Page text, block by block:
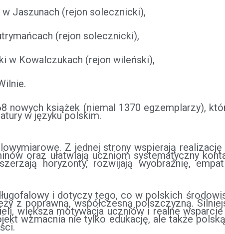
w Jaszunach (rejon solecznicki),
(rejon solecznicki),
w Kowalczukach (rejon wileński),
nowych książek (niemal 1370 egzemplarzy),
w języku polskim.
Z jednej strony wspierają
oraz ułatwiają uczniom systematyczny
horyzonty, rozwijają wyobraźnię,
i dotyczy tego, co w polskich
z poprawną, współczesną polszczyzną.
większa motywacja uczniów i realne
wzmacnia nie tylko edukację, ale także